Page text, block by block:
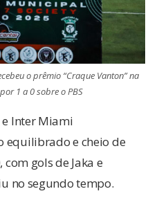
o prêmio “Craque Vanton” na
1 a 0 sobre o PBS
e Inter Miami
equilibrado e cheio de
gols de Jaka e
no segundo tempo.